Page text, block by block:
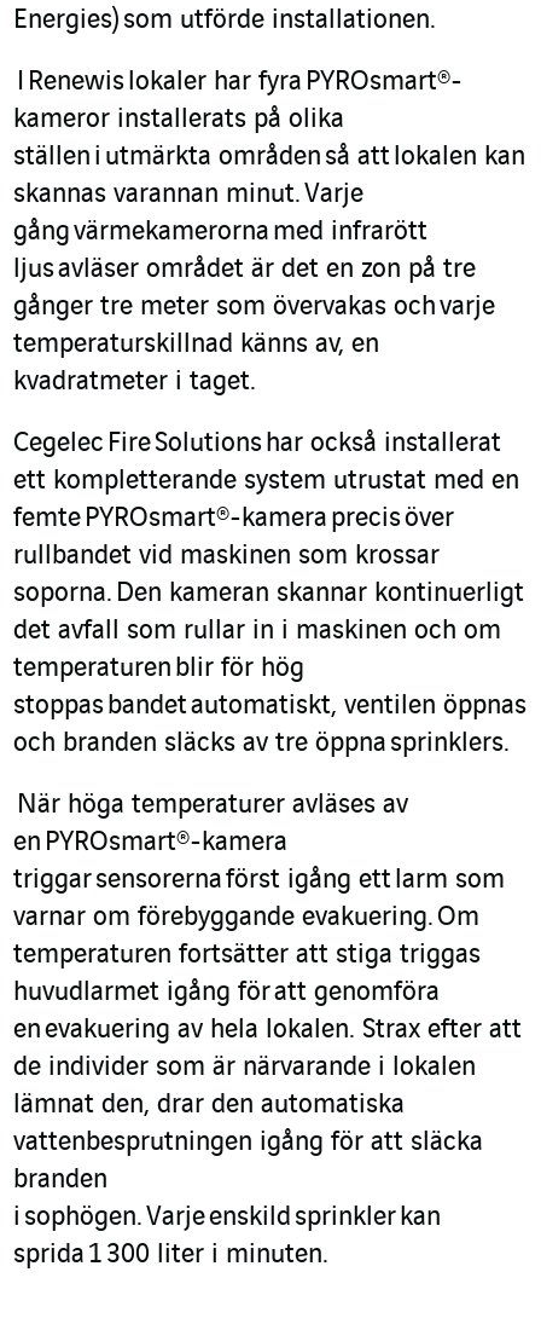
Energies) som utförde installationen.
I Renewislokaler har fyra PYROsmart®-
kameror installerats på olika
ställen i utmärkta områden så attlokalen kan
skannas varannan minut.Varje
gångvärmekamerorna med infrarött
ljusavläser området är det en zon på tre
gånger tre meter som övervakas ochvarje
temperaturskillnad känns av, en
kvadratmeter i taget.
Cegelec FireSolutionshar också installerat
ett kompletterande system utrustat med en
femte PYROsmart®-kamera precisöver
rullbandet vid maskinen som krossar
soporna. Den kameran skannar kontinuerligt
det avfall som rullar in i maskinen och om
temperaturen blir för hög
stoppasbandetautomatiskt, ventilen öppnas
och branden släcks av tre öppna sprinklers.
När höga temperaturer avläses av
en PYROsmart®-kamera
triggarsensorernaförst igång ettlarm som
varnar om förebyggande evakuering. Om
temperaturen fortsätter att stiga triggas
huvudlarmet igång föratt genomföra
enevakuering av hela lokalen. Strax efter att
de individer som är närvarande i lokalen
lämnat den, drar den automatiska
vattenbesprutningen igång för att släcka
branden
i sophögen.Varjeenskild sprinklerkan
sprida 1 300 liter i minuten.